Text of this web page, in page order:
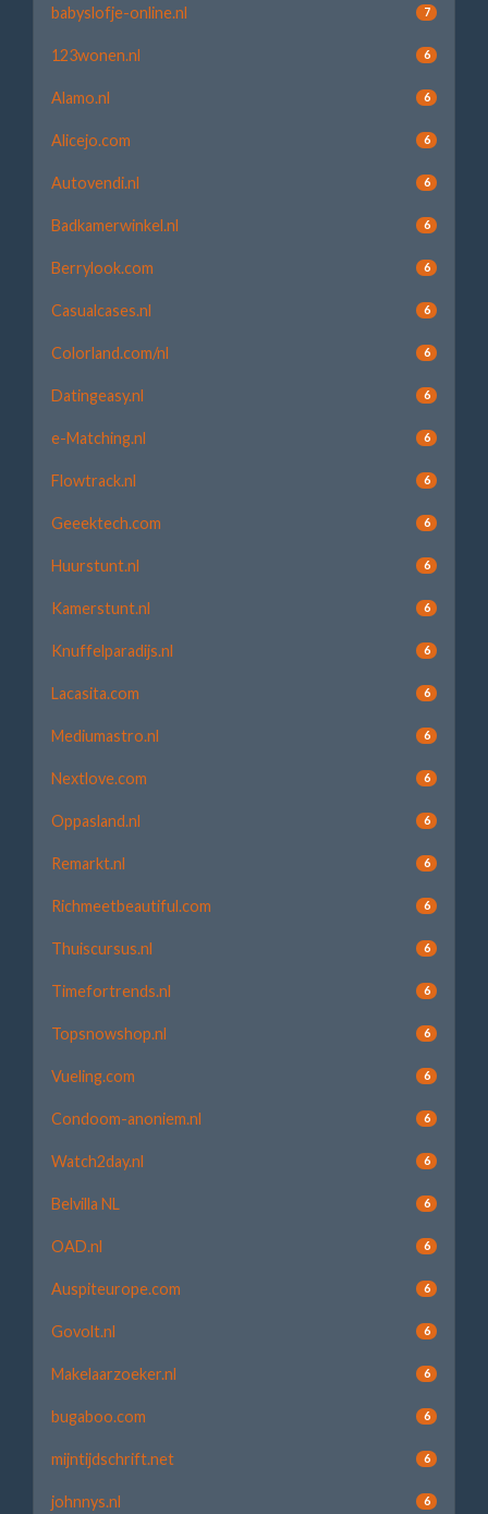
babyslofje-online.nl 7
123wonen.nl 6
Alamo.nl 6
Alicejo.com 6
Autovendi.nl 6
Badkamerwinkel.nl 6
Berrylook.com 6
Casualcases.nl 6
Colorland.com/nl 6
Datingeasy.nl 6
e-Matching.nl 6
Flowtrack.nl 6
Geeektech.com 6
Huurstunt.nl 6
Kamerstunt.nl 6
Knuffelparadijs.nl 6
Lacasita.com 6
Mediumastro.nl 6
Nextlove.com 6
Oppasland.nl 6
Remarkt.nl 6
Richmeetbeautiful.com 6
Thuiscursus.nl 6
Timefortrends.nl 6
Topsnowshop.nl 6
Vueling.com 6
Condoom-anoniem.nl 6
Watch2day.nl 6
Belvilla NL 6
OAD.nl 6
Auspiteurope.com 6
Govolt.nl 6
Makelaarzoeker.nl 6
bugaboo.com 6
mijntijdschrift.net 6
johnnys.nl 6